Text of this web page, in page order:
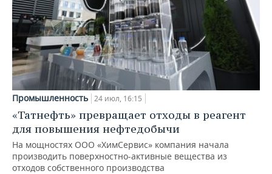
Промышленность 24 июл, 16:15
«Татнефть» превращает отходы в реагент
для повышения нефтедобычи
На мощностях ООО «ХимСервис» компания начала
производить поверхностно-активные вещества из
отходов собственного производства